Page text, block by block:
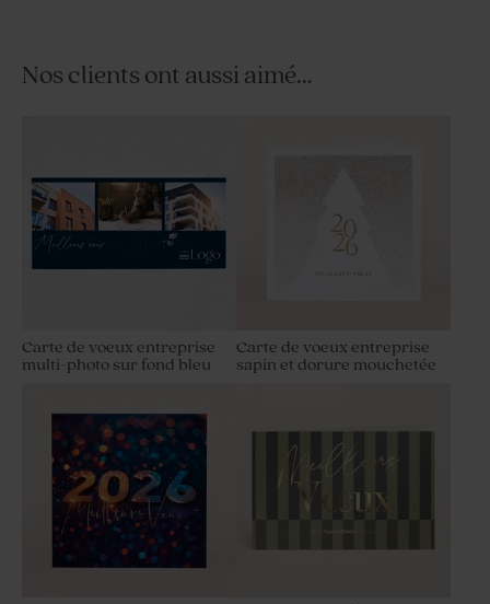
Nos clients ont aussi aimé...
Carte de voeux entreprise
multi-photo sur fond bleu
Carte de voeux entreprise
sapin et dorure mouchetée